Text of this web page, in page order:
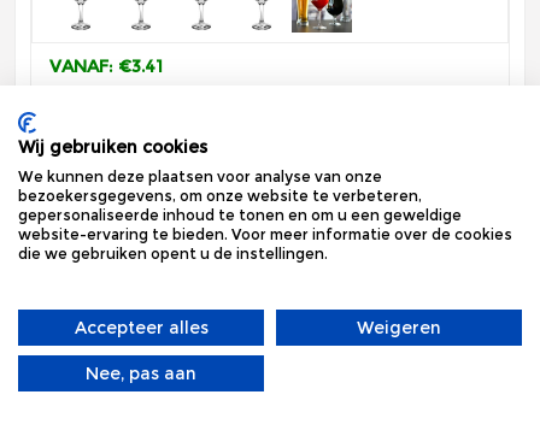
Wij gebruiken cookies
We kunnen deze plaatsen voor analyse van onze
bezoekersgegevens, om onze website te verbeteren,
gepersonaliseerde inhoud te tonen en om u een geweldige
website-ervaring te bieden. Voor meer informatie over de cookies
die we gebruiken opent u de instellingen.
Accepteer alles Weigeren
Nee, pas aan
VANAF: €3.41
vrijdag 18 september
Sommelier Kelch Craft 35 cl